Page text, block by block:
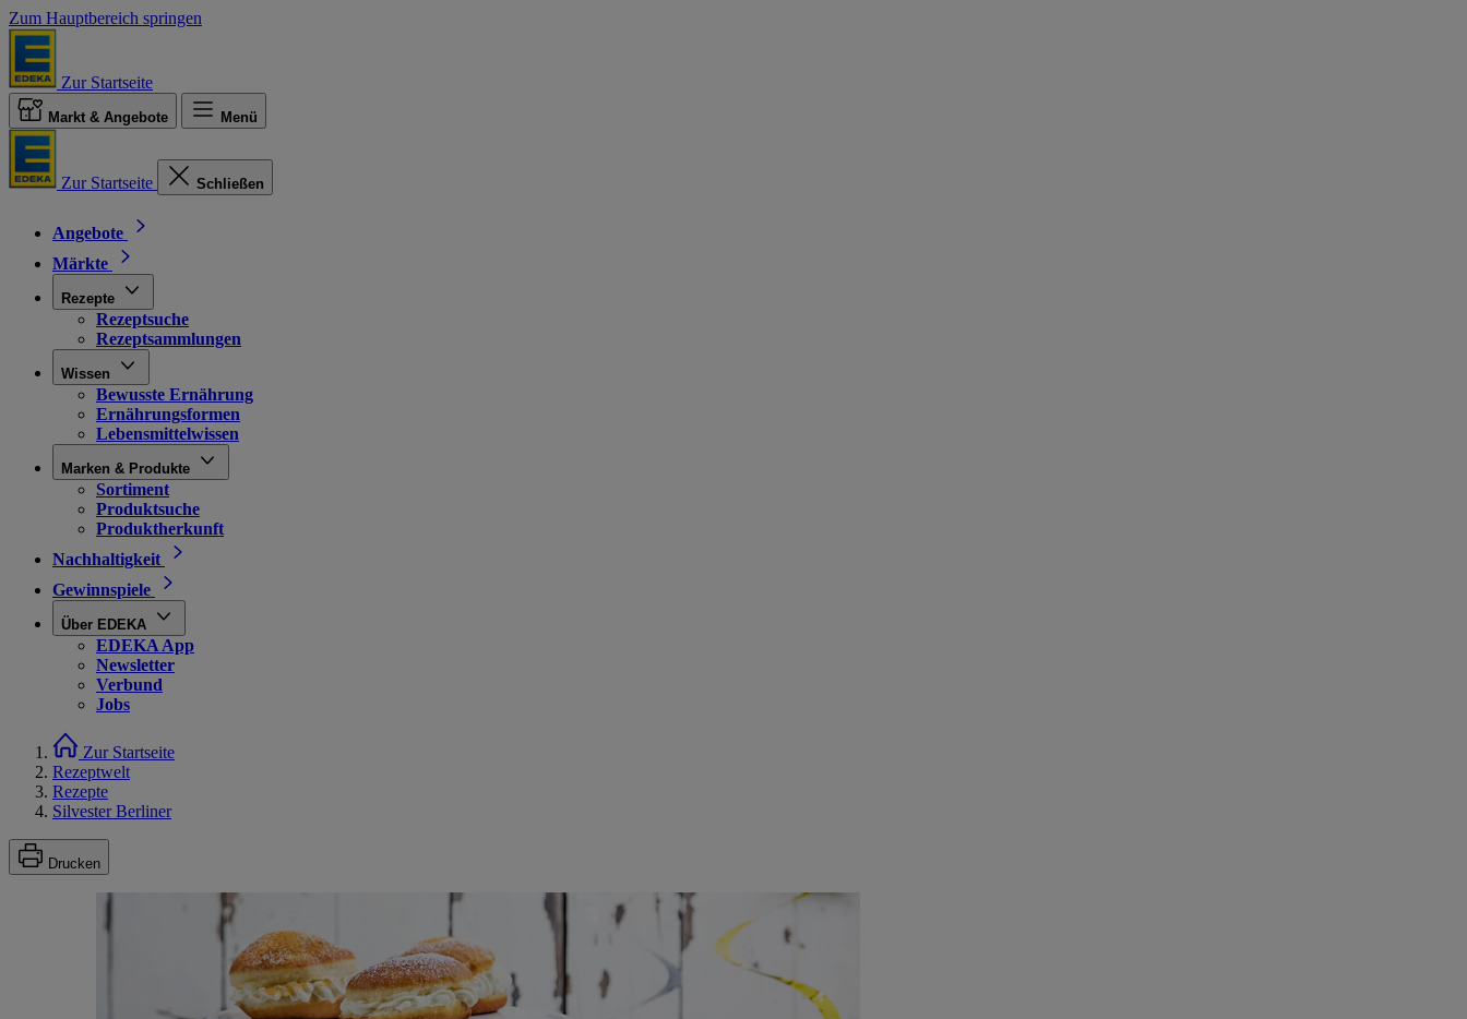
Zum Hauptbereich springen
Zur Startseite
Markt & Angebote Menü
Zur Startseite Schließen
Angebote
Märkte
Rezepte
Rezeptsuche
Rezeptsammlungen
Wissen
Bewusste Ernährung
Ernährungsformen
Lebensmittelwissen
Marken & Produkte
Sortiment
Produktsuche
Produktherkunft
Nachhaltigkeit
Gewinnspiele
Über EDEKA
EDEKA App
Newsletter
Verbund
Jobs
Zur Startseite
Rezeptwelt
Rezepte
Silvester Berliner
Drucken